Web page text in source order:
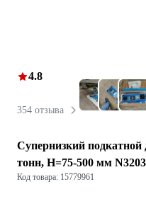
4.8
354 отзыва
Супернизкий
тонн, H=75-500 мм
Код товара: 15779961